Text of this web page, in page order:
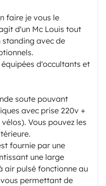
faire je vous le
d'un Mc Louis tout
standing avec de
d'occultants et
soute pouvant
avec prise 220v +
Vous pouvez les
fournie par une
une large
air pulsé fonctionne au
permettant de